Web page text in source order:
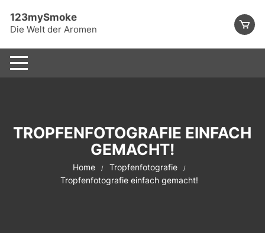
content
123mySmoke
Die Welt der Aromen
TROPFENFOTOGRAFIE EINFACH
GEMACHT!
Home
Tropfenfotografie
Tropfenfotografie einfach gemacht!